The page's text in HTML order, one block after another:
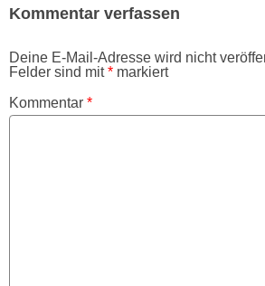
Kommentar verfassen
Deine E-Mail-Adresse wird nicht
Felder sind mit* markiert
Kommentar *